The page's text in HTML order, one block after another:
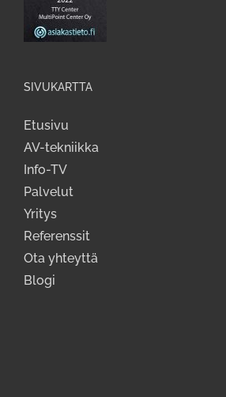
SIVUKARTTA
Etusivu
AV-tekniikka
Info-TV
Palvelut
Yritys
Referenssit
Ota yhteyttä
Blogi